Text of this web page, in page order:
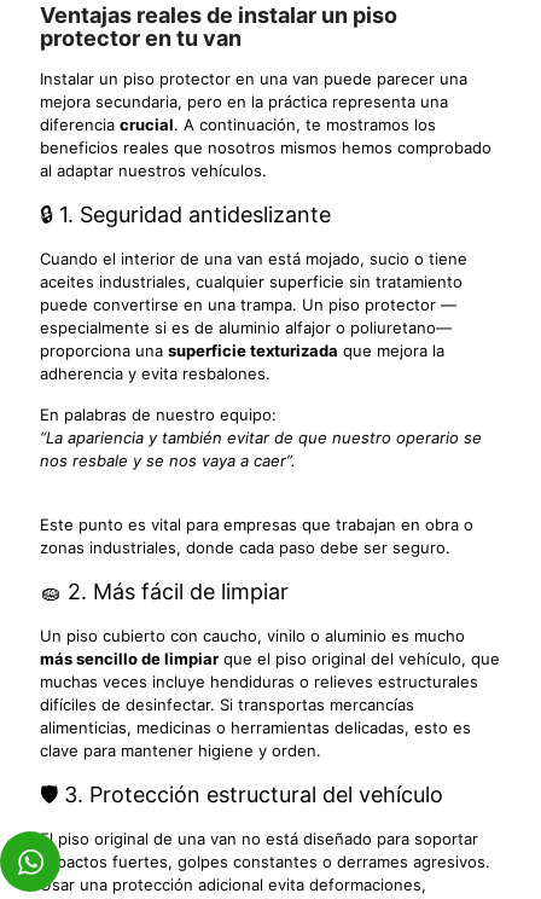
Ventajas reales de instalar un piso
protector en tu van
Instalar un piso protector en una van puede parecer una
mejora secundaria, pero en la práctica representa una
diferencia crucial. A continuación, te mostramos los
beneficios reales que nosotros mismos hemos comprobado
al adaptar nuestros vehículos.
🔒 1. Seguridad antideslizante
Cuando el interior de una van está mojado, sucio o tiene
aceites industriales, cualquier superficie sin tratamiento
puede convertirse en una trampa. Un piso protector —
especialmente si es de aluminio alfajor o poliuretano—
proporciona una superficie texturizada que mejora la
adherencia y evita resbalones.
En palabras de nuestro equipo:
“La apariencia y también evitar de que nuestro operario se
nos resbale y se nos vaya a caer”.
Este punto es vital para empresas que trabajan en obra o
zonas industriales, donde cada paso debe ser seguro.
🧽 2. Más fácil de limpiar
Un piso cubierto con caucho, vinilo o aluminio es mucho
más sencillo de limpiar que el piso original del vehículo, que
muchas veces incluye hendiduras o relieves estructurales
difíciles de desinfectar. Si transportas mercancías
alimenticias, medicinas o herramientas delicadas, esto es
clave para mantener higiene y orden.
🛡️ 3. Protección estructural del vehículo
El piso original de una van no está diseñado para soportar
impactos fuertes, golpes constantes o derrames agresivos.
Usar una protección adicional evita deformaciones,